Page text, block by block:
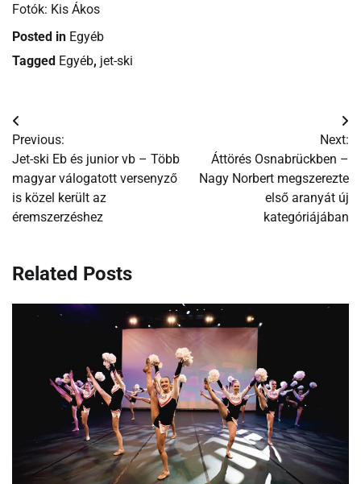
Fotók: Kis Ákos
Posted in Egyéb
Tagged Egyéb, jet-ski
Bejegyzés
navigáció
Previous:
Jet-ski Eb és junior vb – Több
magyar válogatott versenyző
is közel került az
éremszerzéshez
Next:
Áttörés Osnabrückben –
Nagy Norbert megszerezte
első aranyát új
kategóriájában
Related Posts